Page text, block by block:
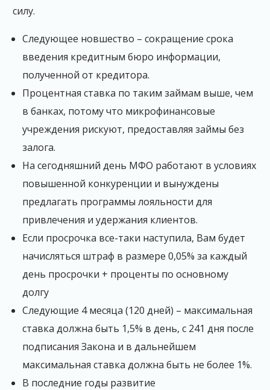
силу.
Следующее новшество – сокращение срока
введения кредитным бюро информации,
полученной от кредитора.
Процентная ставка по таким займам выше, чем
в банках, потому что микрофинансовые
учреждения рискуют, предоставляя займы без
залога.
На сегодняшний день МФО работают в условиях
повышенной конкуренции и вынуждены
предлагать программы лояльности для
привлечения и удержания клиентов.
Если просрочка все-таки наступила, Вам будет
начисляться штраф в размере 0,05% за каждый
день просрочки + проценты по основному
долгу
Следующие 4 месяца (120 дней) – максимальная
ставка должна быть 1,5% в день, с 241 дня после
подписания Закона и в дальнейшем
максимальная ставка должна быть не более 1%.
В последние годы развитие